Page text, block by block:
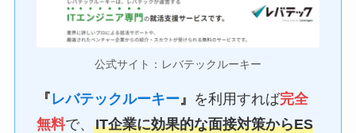
公式サイト：レバテックルーキー
『レバテックルーキー』 を利用すれば完全
無料で、 IT企業に効果的な面接対策からES